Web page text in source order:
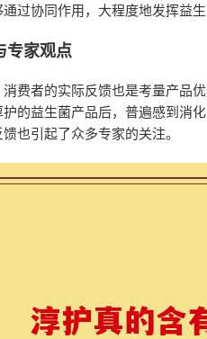
过协同作用，大程度地发挥益
专家观点
费者的实际反馈也是考量产品
的益生菌产品后，普遍感到消
也引起了众多专家的关注。